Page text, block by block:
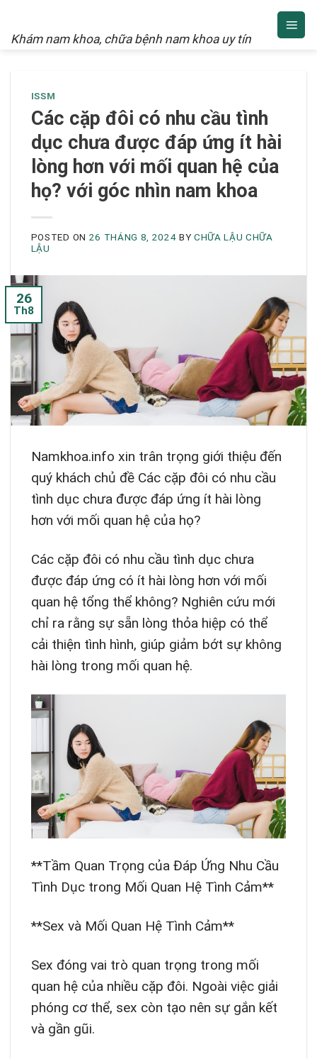
Khám nam khoa, chữa bệnh nam khoa uy tín
ISSM
Các cặp đôi có nhu cầu tình
dục chưa được đáp ứng ít hài
lòng hơn với mối quan hệ của
họ? với góc nhìn nam khoa
POSTED ON 26 THÁNG 8, 2024 BY CHỮA LẬU CHỮA
LẬU
26
Th8
Namkhoa.info xin trân trọng giới thiệu đến
quý khách chủ đề Các cặp đôi có nhu cầu
tình dục chưa được đáp ứng ít hài lòng
hơn với mối quan hệ của họ?
Các cặp đôi có nhu cầu tình dục chưa
được đáp ứng có ít hài lòng hơn với mối
quan hệ tổng thể không? Nghiên cứu mới
chỉ ra rằng sự sẵn lòng thỏa hiệp có thể
cải thiện tình hình, giúp giảm bớt sự không
hài lòng trong mối quan hệ.
**Tầm Quan Trọng của Đáp Ứng Nhu Cầu
Tình Dục trong Mối Quan Hệ Tình Cảm**
**Sex và Mối Quan Hệ Tình Cảm**
Sex đóng vai trò quan trọng trong mối
quan hệ của nhiều cặp đôi. Ngoài việc giải
phóng cơ thể, sex còn tạo nên sự gắn kết
và gần gũi.